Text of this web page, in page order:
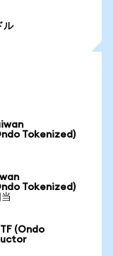
ル
Tokenized)
Tokenized)
(Ondo